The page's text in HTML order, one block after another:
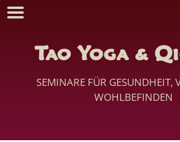
Tao Yoga &
SEMINARE FÜR GESUNDHEIT,
WOHLBEFINDEN